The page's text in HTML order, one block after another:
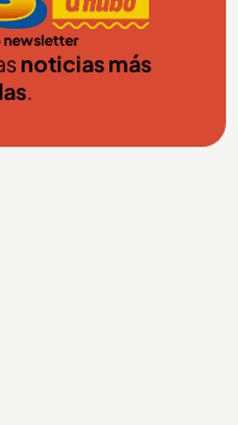
newsletter
noticias más
.